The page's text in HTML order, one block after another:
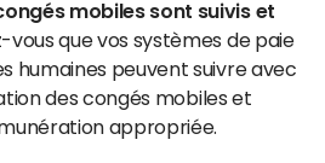
mobiles sont suivis et
vous que vos systèmes de paie
humaines peuvent suivre avec
des congés mobiles et
appropriée.